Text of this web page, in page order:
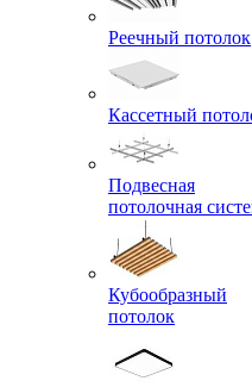
Реечный потолок
Кассетный
Подвесная
потолочная
Кубообразный
потолок